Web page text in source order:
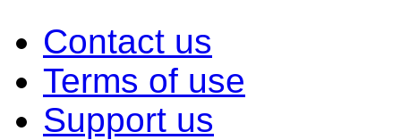
Contact us
Terms of use
Support us